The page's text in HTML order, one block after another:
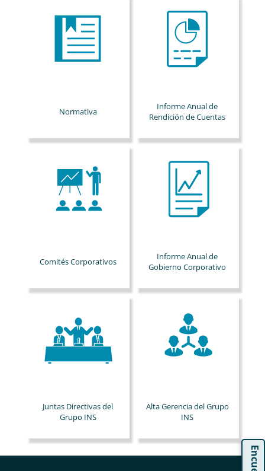
Normativa
Informe Anual de
Rendición de Cuentas
Comités Corporativos
Informe Anual de
Gobierno Corporativo
Juntas Directivas del
Grupo INS
Alta Gerencia del Grupo
INS